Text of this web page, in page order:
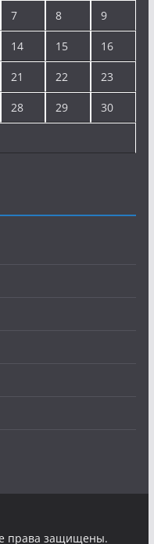
7 8 9
14 15 16
21 22 23
28 29 30
права защищены.